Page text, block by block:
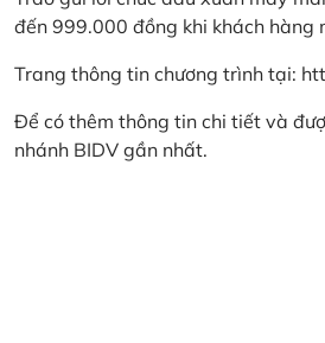
đến 999.000 đồng khi khách hàng
Trang thông tin chương trình tại:
Để có thêm thông tin chi tiết và
nhánh BIDV gần nhất.